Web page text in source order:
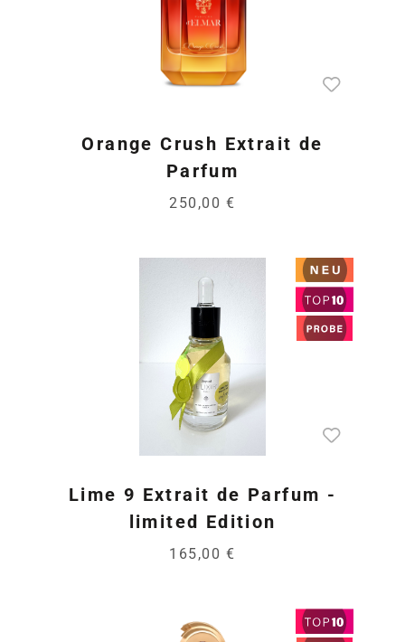
Orange Crush Extrait de
Parfum
250,00 €
Lime 9 Extrait de Parfum -
limited Edition
165,00 €